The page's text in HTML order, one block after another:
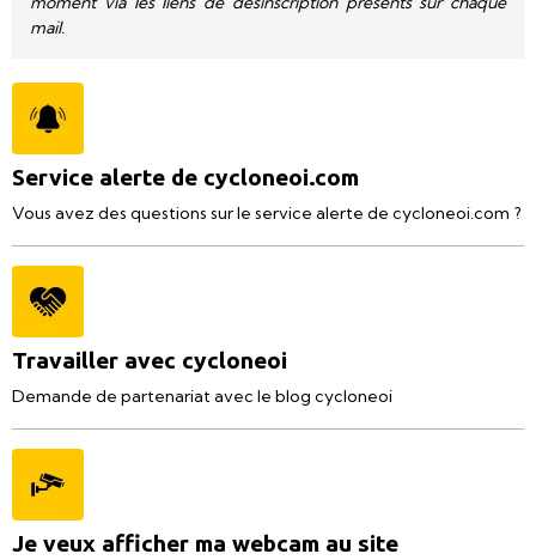
mail.
Service alerte de cycloneoi.com
Vous avez des questions sur le service alerte de cycloneoi.com ?
Travailler avec cycloneoi
Demande de partenariat avec le blog cycloneoi
Je veux afficher ma webcam au site